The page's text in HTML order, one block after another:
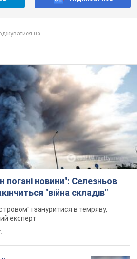
погані новини": Селезньов
"війна складів"
і зануритися в темряву,
експерт
до нового курсу
розповіли, чого
які
років": у